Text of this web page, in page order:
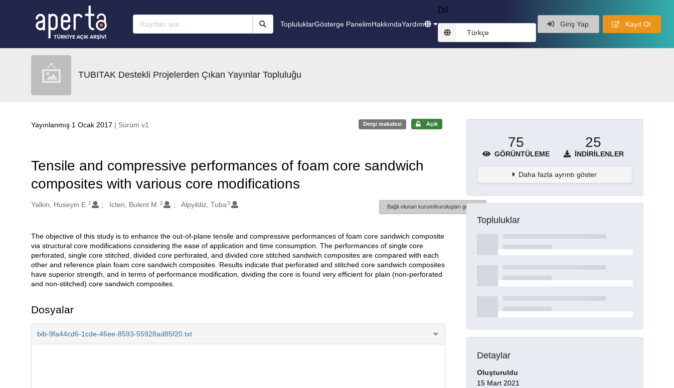
TopluluklarGösterge PanelimHakkındaYardım
Dil
Türkçe
Giriş Yap Kayıt Ol
TUBITAK Destekli Projelerden Çıkan Yayınlar Topluluğu
Yayınlanmış 1 Ocak 2017 | Sürüm v1 Dergi makalesi Açık
Tensile and compressive performances of foam core sandwich
composites with various core modifications
Oluşturanlar
Yalkin, Huseyin E. 1 Icten, Bulent M. 2 Alpyildiz, Tuba 3
Bağlı olunan kurum/kuruluşları göster
Açıklama
The objective of this study is to enhance the out-of-plane tensile and compressive performances of foam core sandwich composite
via structural core modifications considering the ease of application and time consumption. The performances of single core
perforated, single core stitched, divided core perforated, and divided core stitched sandwich composites are compared with each
other and reference plain foam core sandwich composites. Results indicate that perforated and stitched core sandwich composites
have superior strength, and in terms of performance modification, dividing the core is found very efficient for plain (non-perforated
and non-stitched) core sandwich composites.
Dosyalar
bib-9fa44cd6-1cde-46ee-8593-55928ad85f20.txt
75
GÖRÜNTÜLEME
25
İNDIRILENLER
Daha fazla ayrıntı göster
Topluluklar
Detaylar
Oluşturuldu
15 Mart 2021